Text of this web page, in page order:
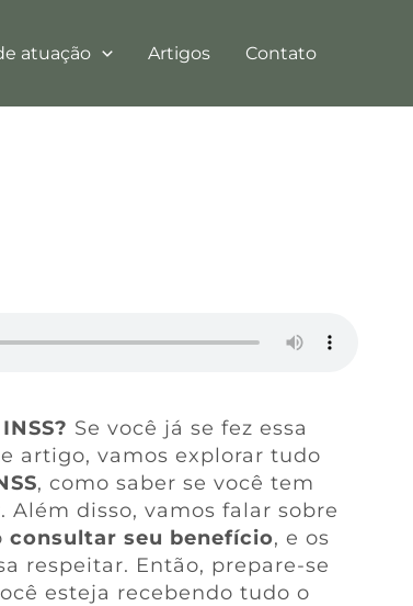
atuação Artigos Contato
Se você já se fez essa
artigo, vamos explorar tudo
, como saber se você tem
disso, vamos falar sobre
consultar seu benefício, e os
respeitar. Então, prepare-se
esteja recebendo tudo o